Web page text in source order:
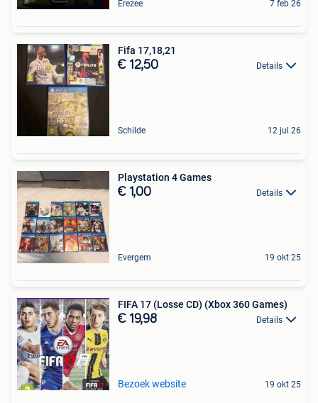
Erezee 7 feb 26
Fifa 17,18,21
€ 12,50 Details
Schilde 12 jul 26
Playstation 4 Games
€ 1,00 Details
Evergem 19 okt 25
FIFA 17 (Losse CD) (Xbox 360 Games)
€ 19,98 Details
Bezoek website 19 okt 25